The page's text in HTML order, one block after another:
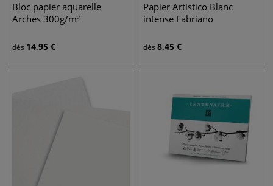
Bloc papier aquarelle
Arches 300g/m²
dès 14,95 €
Papier Artistico Blanc
intense Fabriano
dès 8,45 €